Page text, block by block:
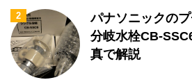
2
パナソニックの
分岐水栓CB-
真で解説